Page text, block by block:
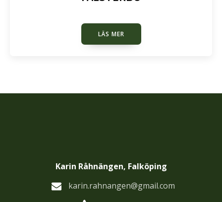
LÄS MER
Karin Råhnängen, Falköping
karin.rahnangen@gmail.com